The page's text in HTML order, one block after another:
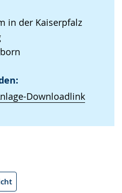
in der Kaiserpfalz
Downloadlink